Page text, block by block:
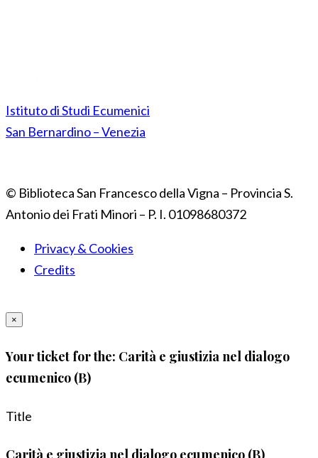
Istituto di Studi Ecumenici
San Bernardino – Venezia
© Biblioteca San Francesco della Vigna – Provincia S.
Antonio dei Frati Minori – P. I. 01098680372
Privacy & Cookies
Credits
×
Your ticket for the: Carità e giustizia nel dialogo
ecumenico (B)
Title
Carità e giustizia nel dialogo ecumenico (B)